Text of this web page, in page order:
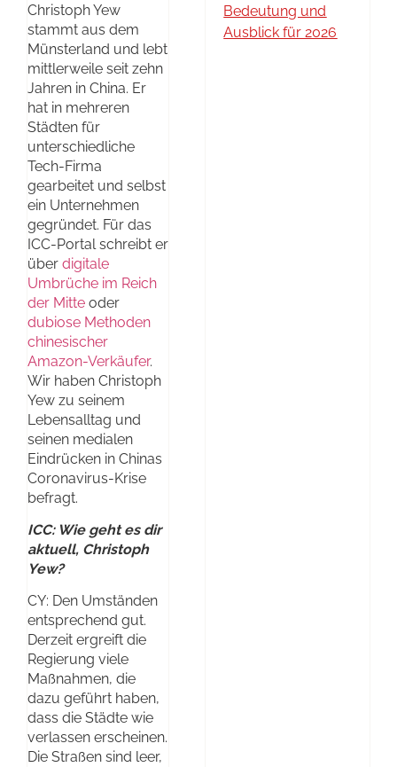
Christoph Yew
stammt aus dem
Münsterland und lebt
mittlerweile seit zehn
Jahren in China. Er
hat in mehreren
Städten für
unterschiedliche
Tech-Firma
gearbeitet und selbst
ein Unternehmen
gegründet. Für das
ICC-Portal schreibt er
über digitale
Umbrüche im Reich
der Mitte oder
dubiose Methoden
chinesischer
Amazon-Verkäufer.
Wir haben Christoph
Yew zu seinem
Lebensalltag und
seinen medialen
Eindrücken in Chinas
Coronavirus-Krise
befragt.
ICC: Wie geht es dir
aktuell, Christoph
Yew?
CY: Den Umständen
entsprechend gut.
Derzeit ergreift die
Regierung viele
Maßnahmen, die
dazu geführt haben,
dass die Städte wie
verlassen erscheinen.
Die Straßen sind leer,
Bedeutung und
Ausblick für 2026